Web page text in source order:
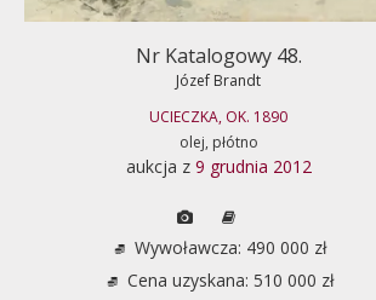
Nr Katalogowy 48.
Józef Brandt
UCIECZKA, OK. 1890
olej, płótno
aukcja z 9 grudnia 2012
Wywoławcza: 490 000 zł
Cena uzyskana: 510 000 zł